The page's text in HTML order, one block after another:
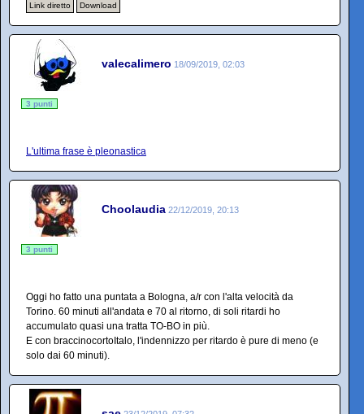
Link diretto Download
valecalimero 18/09/2019, 02:03
3 punti
L'ultima frase è pleonastica
Choolaudia 22/12/2019, 20:13
3 punti
Oggi ho fatto una puntata a Bologna, a/r con l'alta velocità da
Torino. 60 minuti all'andata e 70 al ritorno, di soli ritardi ho
accumulato quasi una tratta TO-BO in più.
E con braccinocortoItalo, l'indennizzo per ritardo è pure di meno (e
solo dai 60 minuti).